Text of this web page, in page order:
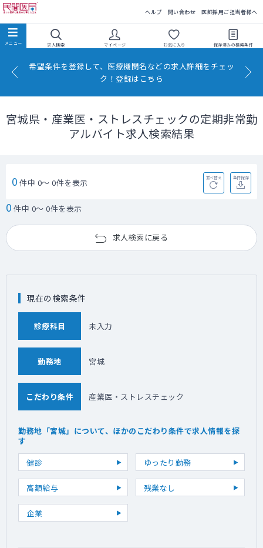
ヘルプ 問い合わせ 医師採用ご担当者様へ
求人検索 マイページ お気に入り 保存済みの検索条件
希望条件を登録して、医療機関名などの求人詳細をチェッ
ク！登録はこちら
宮城県・産業医・ストレスチェックの定期非常勤
アルバイト求人検索結果
0 件中 0～ 0件を表示 並べ替え 条件保存
0 件中 0～ 0件を表示
求人検索に戻る
現在の検索条件
診療科目 未入力
勤務地 宮城
こだわり条件 産業医・ストレスチェック
勤務地「宮城」について、ほかのこだわり条件で求人情報を探
す
健診
ゆったり勤務
高額給与 残業なし
企業